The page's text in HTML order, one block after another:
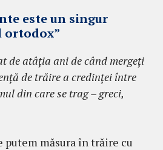
este un singur
ortodox”
de atâţia ani de când mergeţi
de trăire a cre­dinţei între
din care se trag – greci,
putem măsura în trăire cu